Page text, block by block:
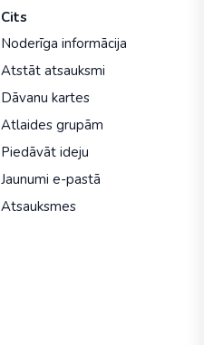
Cits
Noderīga informācija
Atstāt atsauksmi
Dāvanu kartes
Atlaides grupām
Piedāvāt ideju
Jaunumi e-pastā
Atsauksmes